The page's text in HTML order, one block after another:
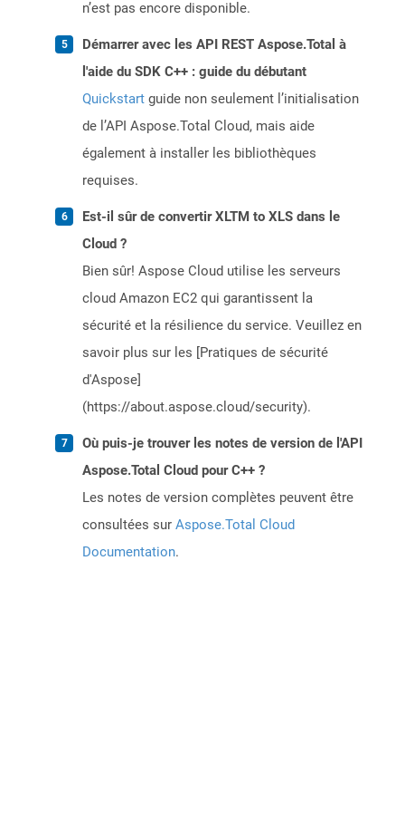
n’est pas encore disponible.
Démarrer avec les API REST Aspose.Total à
l'aide du SDK C++ : guide du débutant
Quickstart guide non seulement l’initialisation
de l’API Aspose.Total Cloud, mais aide
également à installer les bibliothèques
requises.
Est-il sûr de convertir XLTM to XLS dans le
Cloud ?
Bien sûr! Aspose Cloud utilise les serveurs
cloud Amazon EC2 qui garantissent la
sécurité et la résilience du service. Veuillez en
savoir plus sur les [Pratiques de sécurité
d'Aspose]
(https://about.aspose.cloud/security).
Où puis-je trouver les notes de version de l'API
Aspose.Total Cloud pour C++ ?
Les notes de version complètes peuvent être
consultées sur Aspose.Total Cloud
Documentation.